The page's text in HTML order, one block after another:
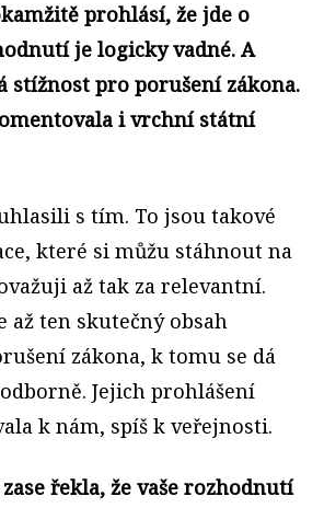
prohlásí, že jde o
je logicky vadné. A
stížnost pro porušení zákona.
i vrchní státní
s tím. To jsou takové
které si můžu stáhnout na
až tak za relevantní.
až ten skutečný obsah
zákona, k tomu se dá
Jejich prohlášení
k nám, spíš k veřejnosti.
řekla, že vaše rozhodnutí